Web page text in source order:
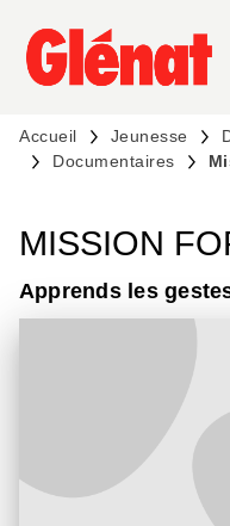
MENU
PIED DE PAGE
Accueil Jeunesse
Documentaires
MISSION
Apprends les